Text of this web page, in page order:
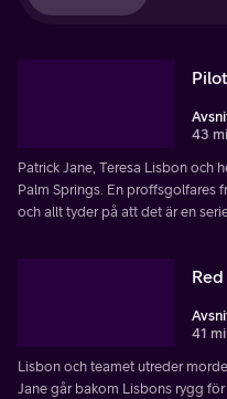
Pilot
43
Patrick Jane, Teresa Lisbon och
Palm Springs. En proffsgolfares
och allt tyder på att det är en
41
Lisbon och teamet utreder
Jane går bakom Lisbons rygg